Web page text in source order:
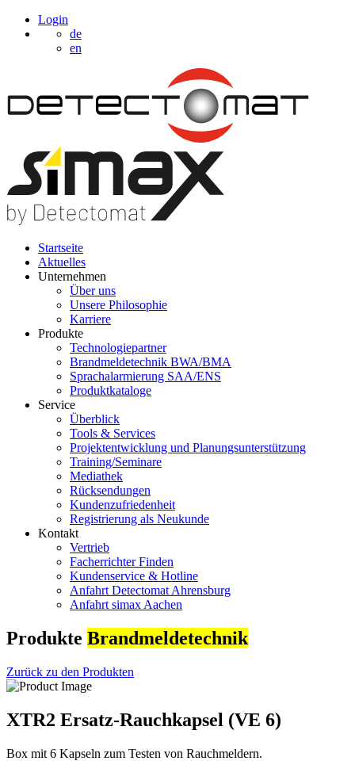
Login
de
en
Startseite
Aktuelles
Unternehmen
Über uns
Unsere Philosophie
Karriere
Produkte
Technologiepartner
Brandmeldetechnik BWA/BMA
Sprachalarmierung SAA/ENS
Produktkataloge
Service
Überblick
Tools & Services
Projektentwicklung und Planungsunterstützung
Training/Seminare
Mediathek
Rücksendungen
Kundenzufriedenheit
Registrierung als Neukunde
Kontakt
Vertrieb
Facherrichter Finden
Kundenservice & Hotline
Anfahrt Detectomat Ahrensburg
Anfahrt simax Aachen
Produkte Brandmeldetechnik
Zurück zu den Produkten
XTR2 Ersatz-Rauchkapsel (VE 6)
Box mit 6 Kapseln zum Testen von Rauchmeldern.